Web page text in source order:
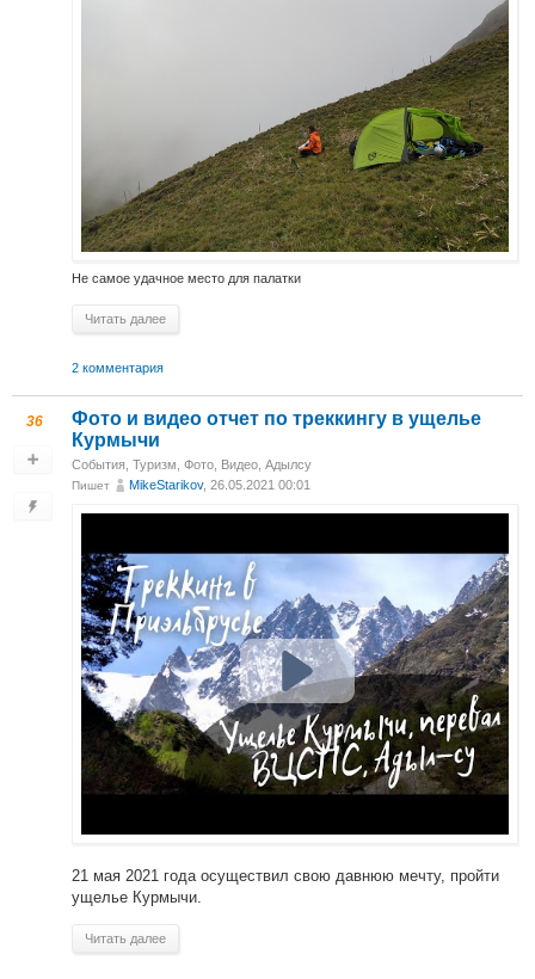
Не самое удачное место для палатки
Читать далее
2 комментария
36
Фото и видео отчет по треккингу в ущелье
Курмычи
События Туризм Фото Видео Адылсу
Пишет MikeStarikov, 26.05.2021 00:01
21 мая 2021 года осуществил свою давнюю мечту, пройти
ущелье Курмычи.
Читать далее